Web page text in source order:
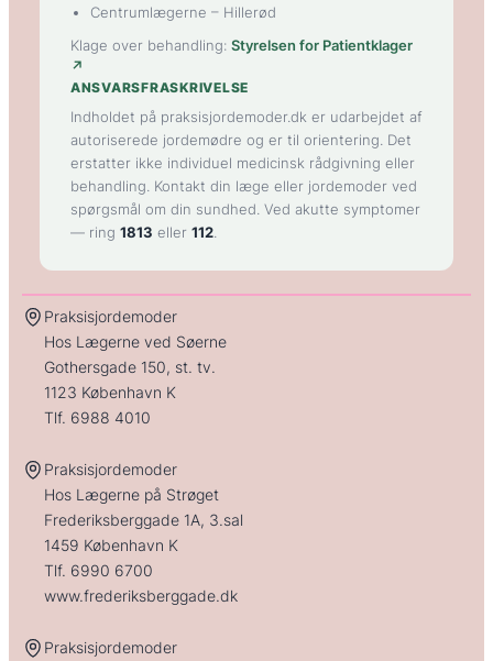
Centrumlægerne – Hillerød
Klage over behandling: Styrelsen for Patientklager
↗
ANSVARSFRASKRIVELSE
Indholdet på praksisjordemoder.dk er udarbejdet af
autoriserede jordemødre og er til orientering. Det
erstatter ikke individuel medicinsk rådgivning eller
behandling. Kontakt din læge eller jordemoder ved
spørgsmål om din sundhed. Ved akutte symptomer
— ring 1813 eller 112.
Praksisjordemoder
Hos Lægerne ved Søerne
Gothersgade 150, st. tv.
1123 København K
Tlf. 6988 4010
Praksisjordemoder
Hos Lægerne på Strøget
Frederiksberggade 1A, 3.sal
1459 København K
Tlf. 6990 6700
www.frederiksberggade.dk
Praksisjordemoder